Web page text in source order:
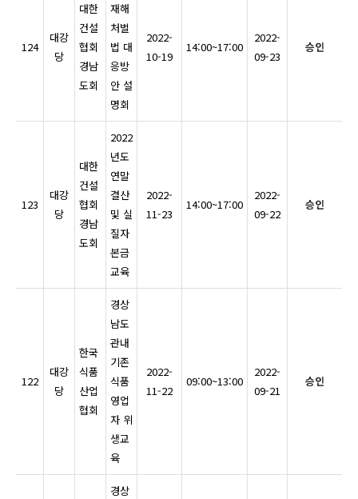
124
대강
당
대한
건설
협회
경남
도회
재해
처벌
법 대
응방
안 설
명회
2022-
10-19
14:00~17:00
2022-
09-23
승인
123
대강
당
대한
건설
협회
경남
도회
2022
년도
연말
결산
및 실
질자
본금
교육
2022-
11-23
14:00~17:00
2022-
09-22
승인
122
대강
당
한국
식품
산업
협회
경상
남도
관내
기존
식품
영업
자 위
생교
육
2022-
11-22
09:00~13:00
2022-
09-21
승인
경상